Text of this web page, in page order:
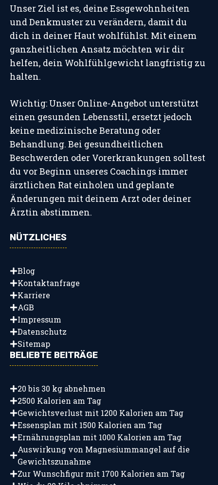
Unser Ziel ist es, deine Essgewohnheiten
und Denkmuster zu verändern, damit du
dich in deiner Haut wohlfühlst. Mit einem
ganzheitlichen Ansatz möchten wir dir
helfen, dein Wohlfühlgewicht langfristig zu
halten.
Wichtig: Unser Online-Angebot unterstützt
einen gesunden Lebensstil, ersetzt jedoch
keine medizinische Beratung oder
Behandlung. Bei gesundheitlichen
Beschwerden oder Vorerkrankungen solltest
du vor Beginn unseres Coachings immer
ärztlichen Rat einholen und geplante
Änderungen mit deinem Arzt oder deiner
Ärztin abstimmen.
NÜTZLICHES
Blog
Kontaktanfrage
Karriere
AGB
Impressum
Datenschutz
Sitemap
BELIEBTE BEITRÄGE
20 bis 30 kg abnehmen
2500 Kalorien am Tag
Gewichtsverlust mit 1200 Kalorien am Tag
Essensplan mit 1500 Kalorien am Tag
Ernährungsplan mit 1000 Kalorien am Tag
Auswirkung von Magnesiummangel auf die
Gewichtszunahme
Zur Wunschfigur mit 1700 Kalorien am Tag